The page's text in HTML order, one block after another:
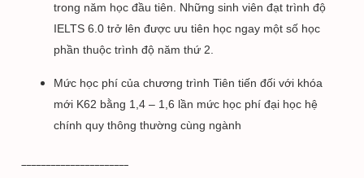
trong năm học đầu tiên. Những sinh viên đạt trình độ
IELTS 6.0 trở lên được ưu tiên học ngay một số học
phần thuộc trình độ năm thứ 2.
Mức học phí của chương trình Tiên tiến đối với khóa
mới K62 bằng 1,4 – 1,6 lần mức học phí đại học hệ
chính quy thông thường cùng ngành